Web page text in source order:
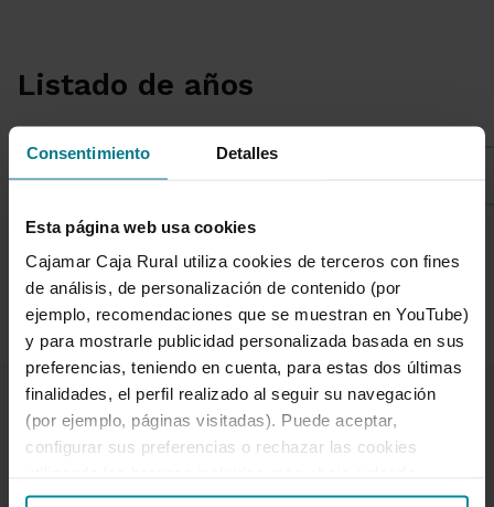
Consentimiento Detalles
Esta página web usa cookies
Cajamar Caja Rural utiliza cookies de terceros con fines
de análisis, de personalización de contenido (por
ejemplo, recomendaciones que se muestran en YouTube)
y para mostrarle publicidad personalizada basada en sus
preferencias, teniendo en cuenta, para estas dos últimas
finalidades, el perfil realizado al seguir su navegación
(por ejemplo, páginas visitadas). Puede aceptar,
configurar sus preferencias o rechazar las cookies
“Detalles”. También puede obtener más información, así
Listado de años
Año 2019
1 de 16